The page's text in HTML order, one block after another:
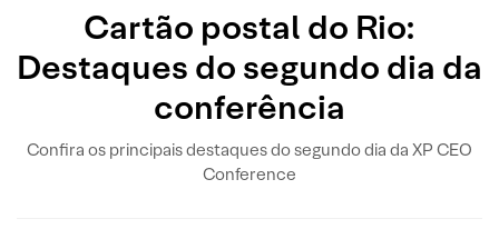
Cartão postal do Rio:
Destaques do segundo dia da
conferência
Confira os principais destaques do segundo dia da XP CEO
Conference